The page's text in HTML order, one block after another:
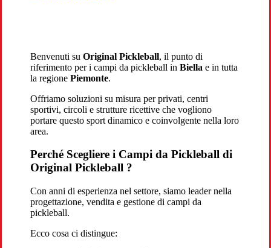
Benvenuti suOriginal Pickleball, il punto di
riferimento per i campi da pickleball inBiella e in tutta
la regionePiemonte.
Offriamo soluzioni su misura per privati, centri
sportivi, circoli e strutture ricettive che vogliono
portare questo sport dinamico e coinvolgente nella loro
area.
Perché Scegliere i Campi da Pickleball di
Original Pickleball ?
Con anni di esperienza nel settore, siamo leader nella
progettazione, vendita e gestione di campi da
pickleball.
Ecco cosa ci distingue: